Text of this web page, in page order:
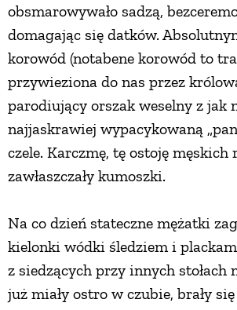
obsmarowywało sadzą,
domagając się datków.
korowód (notabene korowód to
przywieziona do nas przez
parodiujący orszak weselny z jak
najjaskrawiej wypacykowaną
czele. Karczmę, tę ostoję męskich
zawłaszczały kumoszki.
Na co dzień stateczne mężatki
kielonki wódki śledziem i
z siedzących przy innych stołach
już miały ostro w czubie, brały